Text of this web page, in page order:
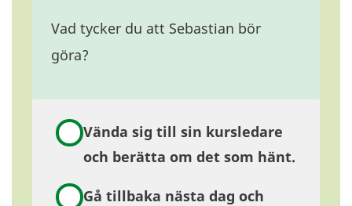
Vad tycker du att Sebastian bör
göra?
Vända sig till sin kursledare
och berätta om det som hänt.
Gå tillbaka nästa dag och